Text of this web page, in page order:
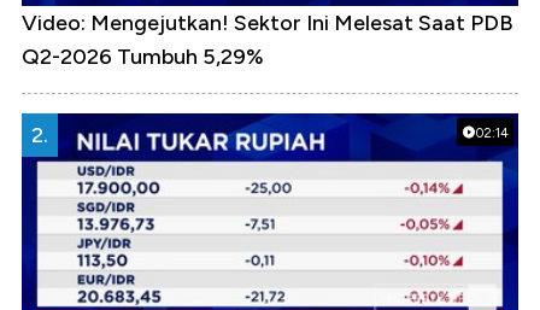
Video: Mengejutkan! Sektor Ini Melesat Saat PDB
Q2-2026 Tumbuh 5,29%
02:14
2.